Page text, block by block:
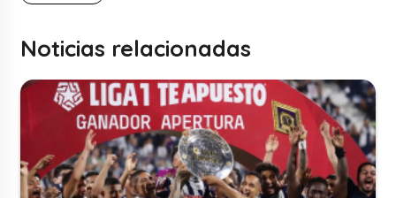
Noticias relacionadas